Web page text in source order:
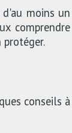
moins un
comprendre
conseils à